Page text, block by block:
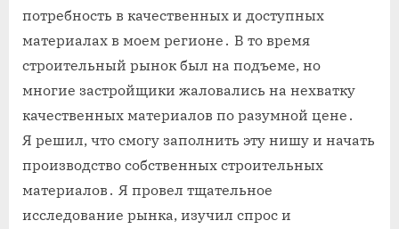
потребность в качественных и доступных
материалах в моем регионе․ В то время
строительный рынок был на подъеме, но
многие застройщики жаловались на нехватку
качественных материалов по разумной цене․
Я решил, что смогу заполнить эту нишу и начать
производство собственных строительных
материалов․ Я провел тщательное
исследование рынка, изучил спрос и